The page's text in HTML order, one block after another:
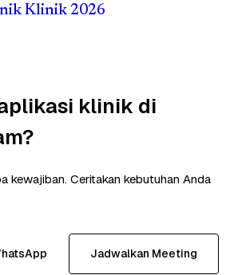
Klinik 2026
klinik di
kewajiban. Ceritakan kebutuhan Anda
Jadwalkan Meeting